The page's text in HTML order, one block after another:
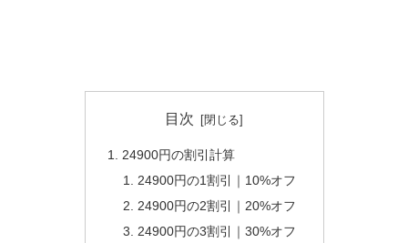
目次
24900円の割引計算
24900円の1割引｜10%オフ
24900円の2割引｜20%オフ
24900円の3割引｜30%オフ